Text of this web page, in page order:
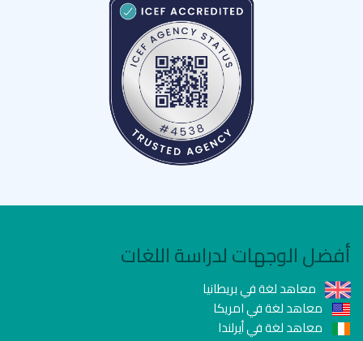
أفضل الوجهات لدراسة اللغات
معاهد لغة في بريطانيا
معاهد لغة في امريكا
معاهد لغة في أيرلندا